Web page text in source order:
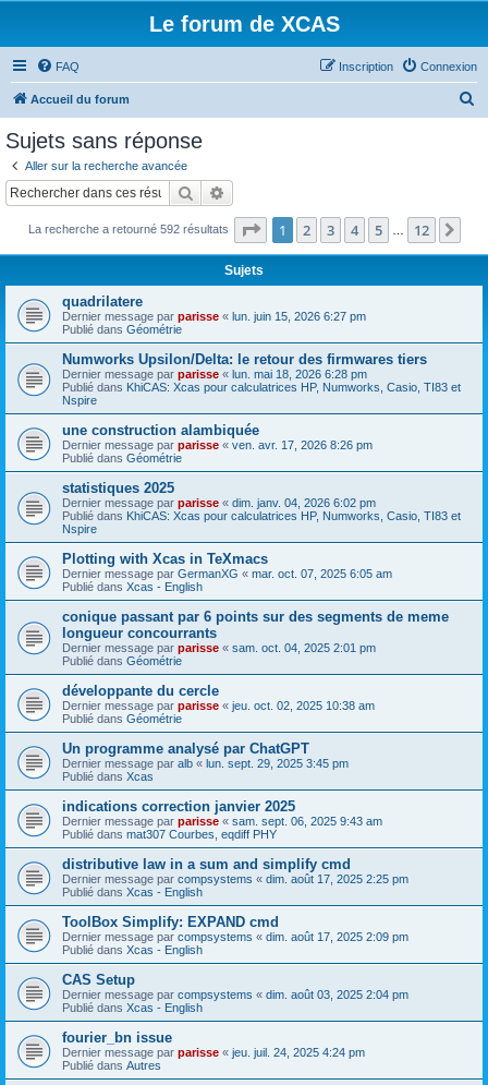
Le forum de XCAS
FAQ Connexion
Inscription
Accueil du forum
c
Sujets sans réponse
Aller sur la recherche avancée
Rechercher
La recherche a retourné 592 résultats Page 1sur12
1 2 3 4 5 12
Sujets
quadrilatere
Dernier message par parisse « lun. juin 15, 2026 6:27 pm
Publié dans Géométrie
Numworks Upsilon/Delta: le retour des firmwares tiers
Dernier message par parisse « lun. mai 18, 2026 6:28 pm
Publié dans KhiCAS: Xcas pour calculatrices HP, Numworks, Casio, TI83 et
Nspire
une construction alambiquée
Dernier message par parisse « ven. avr. 17, 2026 8:26 pm
Publié dans Géométrie
statistiques 2025
Dernier message par parisse « dim. janv. 04, 2026 6:02 pm
Publié dans KhiCAS: Xcas pour calculatrices HP, Numworks, Casio, TI83 et
Nspire
Plotting with Xcas in TeXmacs
Dernier message par GermanXG « mar. oct. 07, 2025 6:05 am
Publié dans Xcas - English
conique passant par 6 points sur des segments de meme
longueur concourrants
Dernier message par parisse « sam. oct. 04, 2025 2:01 pm
Publié dans Géométrie
développante du cercle
Dernier message par parisse « jeu. oct. 02, 2025 10:38 am
Publié dans Géométrie
Un programme analysé par ChatGPT
Dernier message par alb « lun. sept. 29, 2025 3:45 pm
Publié dans Xcas
indications correction janvier 2025
Dernier message par parisse « sam. sept. 06, 2025 9:43 am
Publié dans mat307 Courbes, eqdiff PHY
distributive law in a sum and simplify cmd
Dernier message par compsystems « dim. août 17, 2025 2:25 pm
Publié dans Xcas - English
ToolBox Simplify: EXPAND cmd
Dernier message par compsystems « dim. août 17, 2025 2:09 pm
Publié dans Xcas - English
CAS Setup
Dernier message par compsystems « dim. août 03, 2025 2:04 pm
Publié dans Xcas - English
fourier_bn issue
Dernier message par parisse « jeu. juil. 24, 2025 4:24 pm
Publié dans Autres